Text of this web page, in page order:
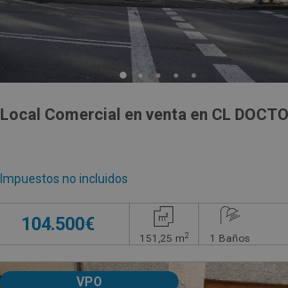
Local Comercial en venta en CL
Impuestos no incluidos
104.500€
151,25 m2 1 Baños
VPO